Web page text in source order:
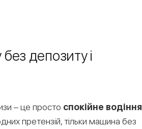
депозиту і
– це просто спокійне водіння
претензій, тільки машина без